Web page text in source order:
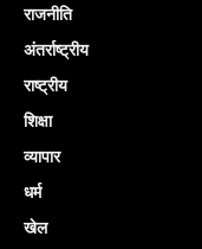
राजनीति
अंतर्राष्ट्रीय
राष्ट्रीय
शिक्षा
व्यापार
धर्म
खेल